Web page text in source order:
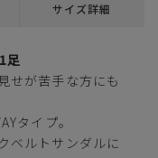
サイズ詳細
足
せが苦手な方にも
タイプ。
ベルトサンダルに